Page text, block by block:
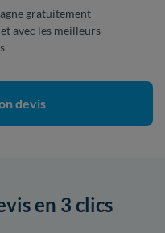
gratuitement
avec les meilleurs
devis
en 3 clics